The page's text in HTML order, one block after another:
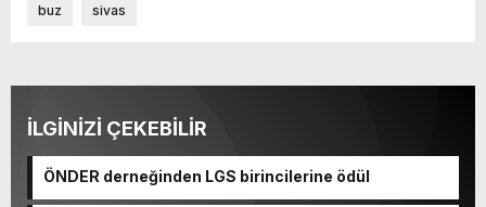
buz sivas
İLGİNİZİ ÇEKEBİLİR
ÖNDER derneğinden LGS birincilerine ödül